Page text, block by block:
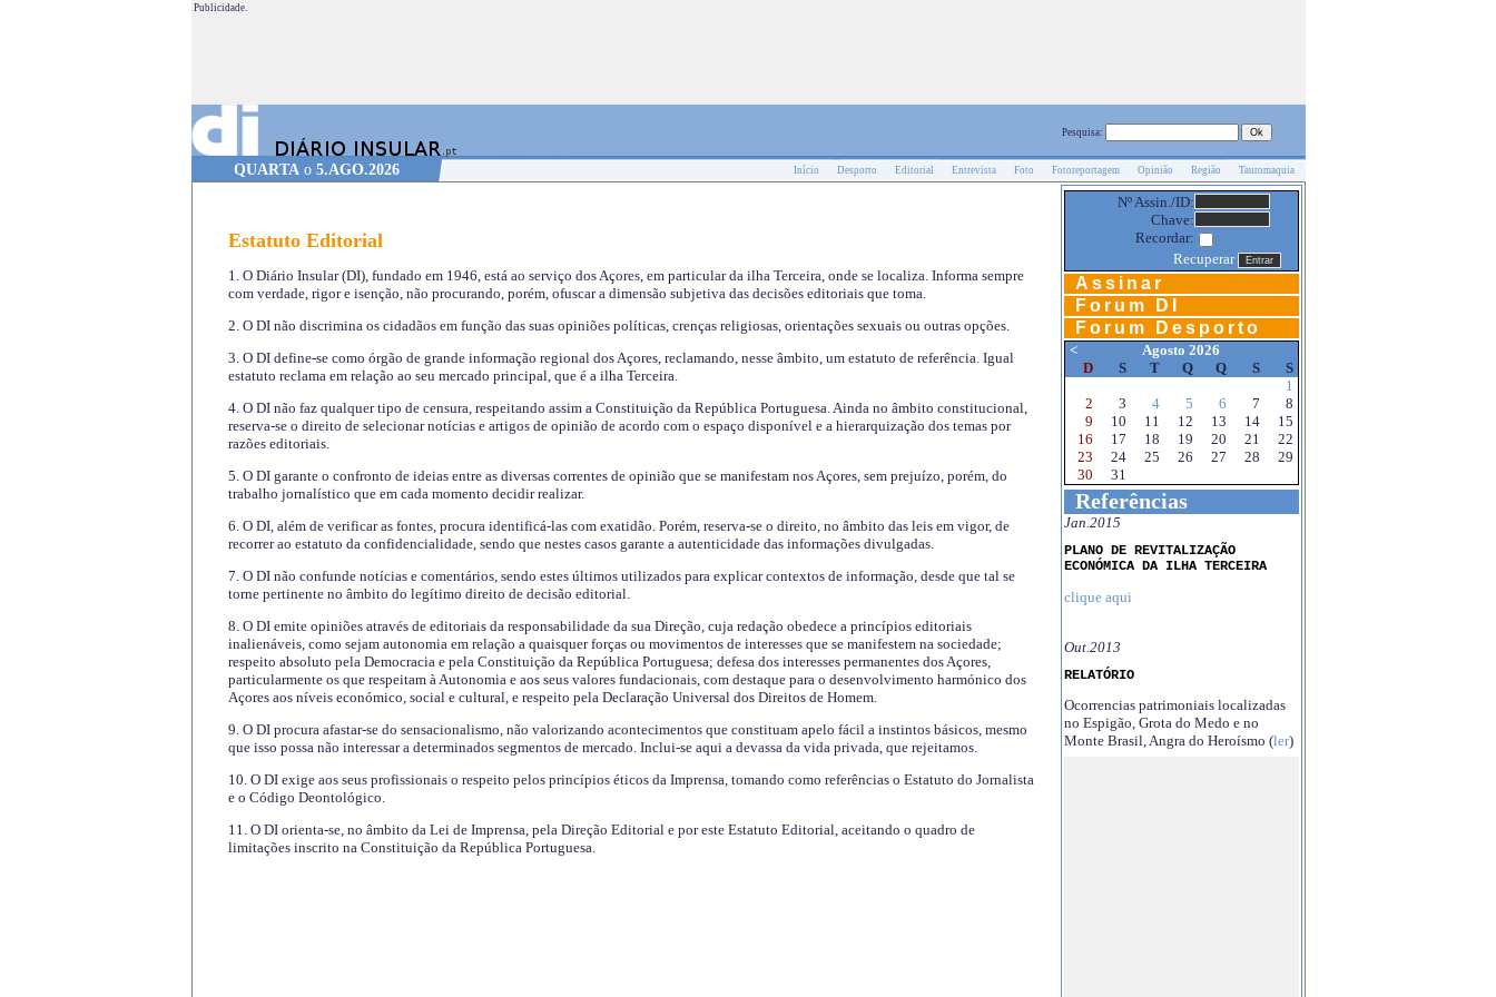
Publicidade.
Pesquisa:
QUARTAo 5.AGO.2026 Início Desporto Editorial Entrevista Foto Fotoreportagem Opinião Região Tauromaquia
Estatuto Editorial
1. O Diário Insular (DI), fundado em 1946, está ao serviço dos Açores, em particular da ilha Terceira, onde se localiza. Informa sempre
com verdade, rigor e isenção, não procurando, porém, ofuscar a dimensão subjetiva das decisões editoriais que toma.
2. O DI não discrimina os cidadãos em função das suas opiniões políticas, crenças religiosas, orientações sexuais ou outras opções.
3. O DI define-se como órgão de grande informação regional dos Açores, reclamando, nesse âmbito, um estatuto de referência. Igual
estatuto reclama em relação ao seu mercado principal, que é a ilha Terceira.
4. O DI não faz qualquer tipo de censura, respeitando assim a Constituição da República Portuguesa. Ainda no âmbito constitucional,
reserva-se o direito de selecionar notícias e artigos de opinião de acordo com o espaço disponível e a hierarquização dos temas por
razões editoriais.
5. O DI garante o confronto de ideias entre as diversas correntes de opinião que se manifestam nos Açores, sem prejuízo, porém, do
trabalho jornalístico que em cada momento decidir realizar.
6. O DI, além de verificar as fontes, procura identificá-las com exatidão. Porém, reserva-se o direito, no âmbito das leis em vigor, de
recorrer ao estatuto da confidencialidade, sendo que nestes casos garante a autenticidade das informações divulgadas.
7. O DI não confunde notícias e comentários, sendo estes últimos utilizados para explicar contextos de informação, desde que tal se
torne pertinente no âmbito do legítimo direito de decisão editorial.
8. O DI emite opiniões através de editoriais da responsabilidade da sua Direção, cuja redação obedece a princípios editoriais
inalienáveis, como sejam autonomia em relação a quaisquer forças ou movimentos de interesses que se manifestem na sociedade;
respeito absoluto pela Democracia e pela Constituição da República Portuguesa; defesa dos interesses permanentes dos Açores,
particularmente os que respeitam à Autonomia e aos seus valores fundacionais, com destaque para o desenvolvimento harmónico dos
Açores aos níveis económico, social e cultural, e respeito pela Declaração Universal dos Direitos de Homem.
9. O DI procura afastar-se do sensacionalismo, não valorizando acontecimentos que constituam apelo fácil a instintos básicos, mesmo
que isso possa não interessar a determinados segmentos de mercado. Inclui-se aqui a devassa da vida privada, que rejeitamos.
10. O DI exige aos seus profissionais o respeito pelos princípios éticos da Imprensa, tomando como referências o Estatuto do Jornalista
e o Código Deontológico.
11. O DI orienta-se, no âmbito da Lei de Imprensa, pela Direção Editorial e por este Estatuto Editorial, aceitando o quadro de
limitações inscrito na Constituição da República Portuguesa.
Nº Assin./ID:
Chave:
Recordar:
Recuperar
Assinar
Forum DI
Forum Desporto
<
Agosto 2026
D
S T Q Q S
S
1
2
3 4 5 6 7
8
9
10 11 12 13 14
15
16
17 18 19 20 21
22
23
24 25 26 27 28
29
30
31
Referências
Jan.2015
PLANO DE REVITALIZAÇÃO
ECONÓMICA DA ILHA TERCEIRA
clique aqui
Out.2013
RELATÓRIO
Ocorrencias patrimoniais localizadas
no Espigão, Grota do Medo e no
Monte Brasil, Angra do Heroísmo (ler)